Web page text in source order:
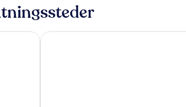
Alfama - Lisbon Lounge Suites